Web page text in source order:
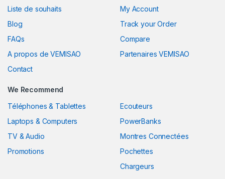
Liste de souhaits
Blog
FAQs
A propos de VEMISAO
Contact
My Account
Track your Order
Compare
Partenaires VEMISAO
We Recommend
Téléphones & Tablettes
Laptops & Computers
TV & Audio
Promotions
Ecouteurs
PowerBanks
Montres Connectées
Pochettes
Chargeurs